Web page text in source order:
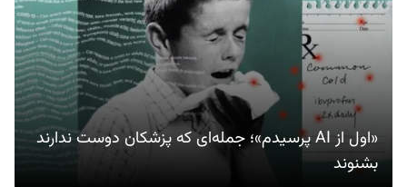
«اول از AI پرسیدم»؛ جمله‌ای که پزشکان دوست ندارند
بشنوند